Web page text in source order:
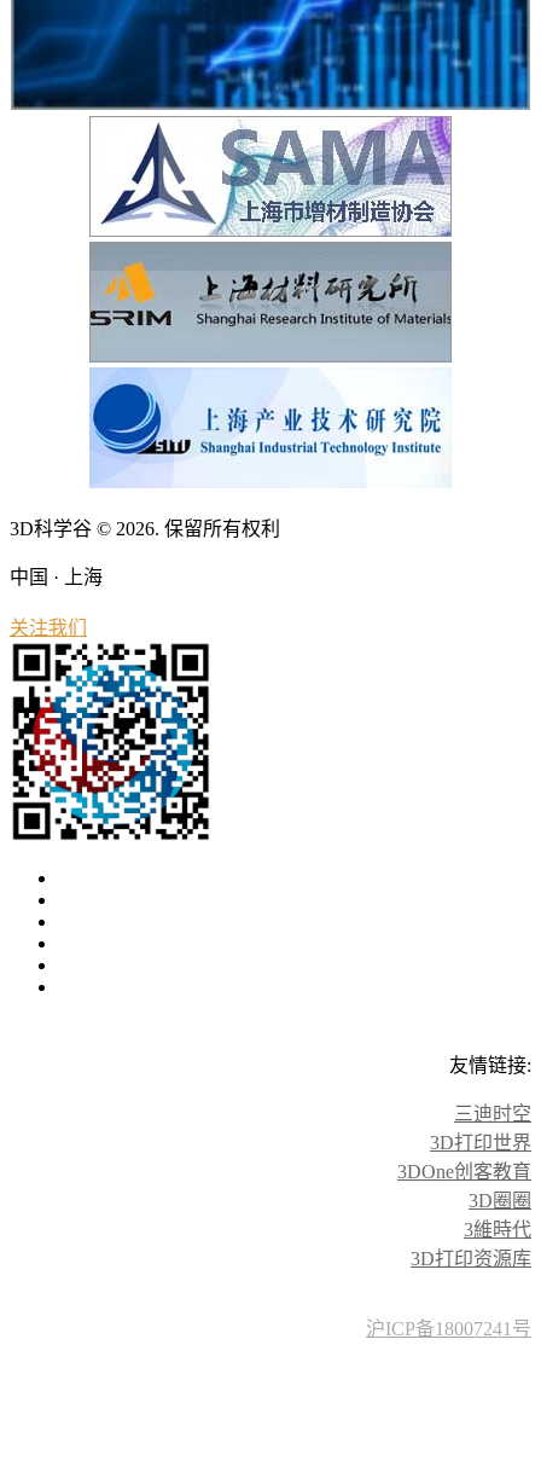
3D科学谷 © 2026. 保留所有权利
中国 · 上海
关注我们
友情链接:
三迪时空
3D打印世界
3DOne创客教育
3D圈圈
3維時代
3D打印资源库
沪ICP备18007241号